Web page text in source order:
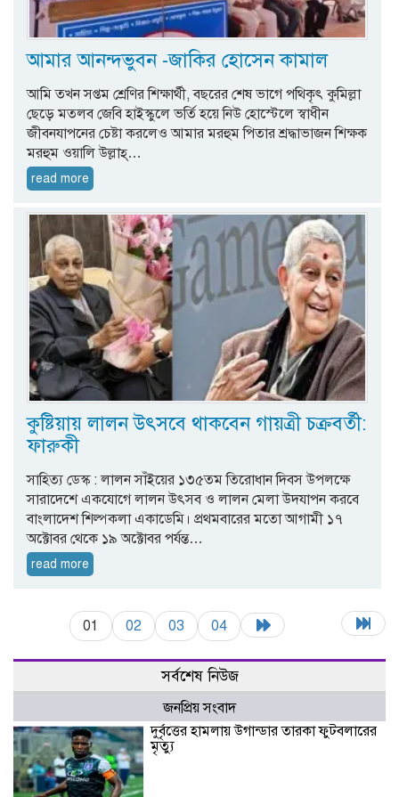
আমার আনন্দভুবন -জাকির হোসেন কামাল
আমি তখন সপ্তম শ্রেণির শিক্ষার্থী, বছরের শেষ ভাগে পথিকৃৎ কুমিল্লা
ছেড়ে মতলব জেবি হাইস্কুলে ভর্তি হয়ে নিউ হোস্টেলে স্বাধীন
জীবনযাপনের চেষ্টা করলেও আমার মরহুম পিতার শ্রদ্ধাভাজন শিক্ষক
মরহুম ওয়ালি উল্লাহ্…
read more
কুষ্টিয়ায় লালন উৎসবে থাকবেন গায়ত্রী চক্রবর্তী:
ফারুকী
সাহিত্য ডেস্ক : লালন সাঁইয়ের ১৩৫তম তিরোধান দিবস উপলক্ষে
সারাদেশে একযোগে লালন উৎসব ও লালন মেলা উদযাপন করবে
বাংলাদেশ শিল্পকলা একাডেমি। প্রথমবারের মতো আগামী ১৭
অক্টোবর থেকে ১৯ অক্টোবর পর্যন্ত…
read more
01 02 03 04
সর্বশেষ নিউজ
জনপ্রিয় সংবাদ
দুর্বৃত্তের হামলায় উগান্ডার তারকা ফুটবলারের
মৃত্যু